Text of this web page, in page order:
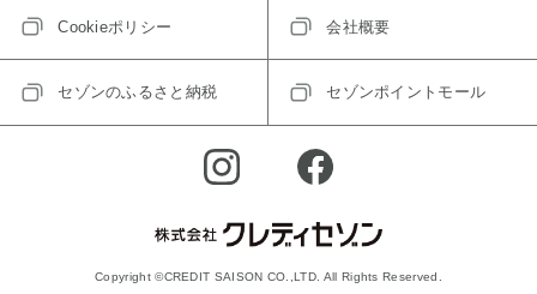
Cookieポリシー 会社概要
セゾンのふるさと納税 セゾンポイントモール
Copyright ©CREDIT SAISON CO.,LTD. All Rights Reserved.